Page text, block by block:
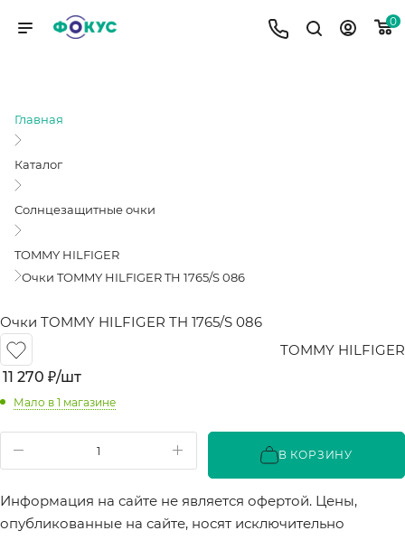
0
Главная
Каталог
Солнцезащитные очки
TOMMY HILFIGER
Очки TOMMY HILFIGER TH 1765/S 086
Очки TOMMY HILFIGER TH 1765/S 086
TOMMY HILFIGER
11 270 ₽/шт
Мало в 1 магазине
В КОРЗИНУ
Информация на сайте не является офертой. Цены,
опубликованные на сайте, носят исключительно